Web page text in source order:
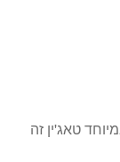
טאג'ין זה